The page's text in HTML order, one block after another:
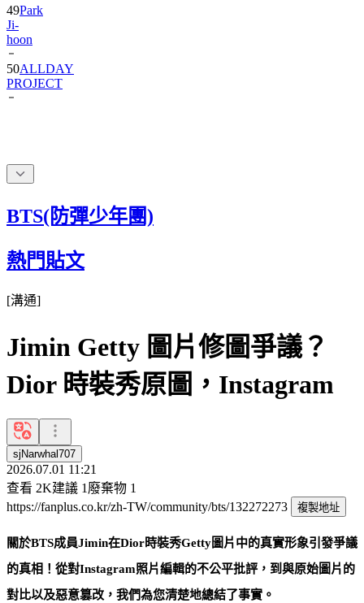
49Park
Ji-
hoon
50ALLDAY
PROJECT
BTS(防彈少年團)
熱門貼文
[溝通]
Jimin Getty 圖片修圖爭議？
Dior 時裝秀原圖，Instagram
sjNarwhal707
2026.07.01 11:21
查看 2K建議 1 廢棄物 1
https://fanplus.co.kr/zh-TW/community/bts/132272273
複製地址
關於BTS成員Jimin在Dior時裝秀Getty圖片中的真實形象引發爭議
的真相！從對Instagram照片編輯的不公平批評，到與原始圖片的
對比以及惡意篡改，我們為您清楚地總結了事實。